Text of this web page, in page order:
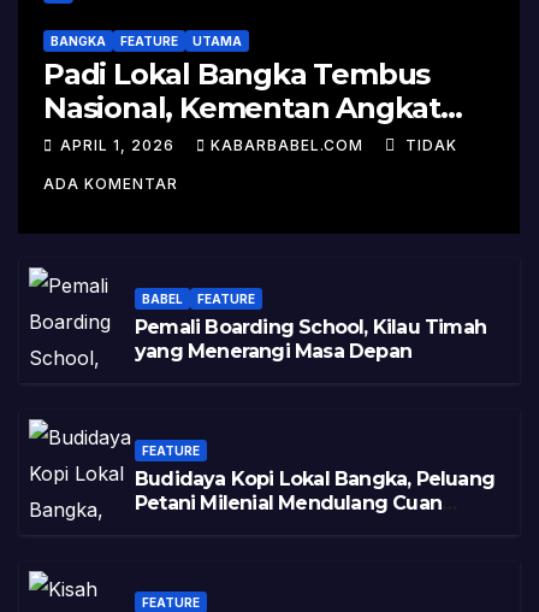
BANGKA FEATURE UTAMA
Padi Lokal Bangka Tembus
Nasional, Kementan Angkat
Kisah Sukses Pelepasan
Varietas
APRIL 1, 2026 KABARBABEL.COM TIDAK
ADA KOMENTAR
BABEL FEATURE
Pemali Boarding School, Kilau Timah
yang Menerangi Masa Depan
FEATURE
Budidaya Kopi Lokal Bangka, Peluang
Petani Milenial Mendulang Cuan
FEATURE